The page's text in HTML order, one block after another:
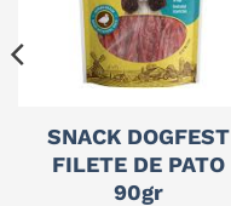
SNACK DOGFEST
FILETE DE PATO
90gr